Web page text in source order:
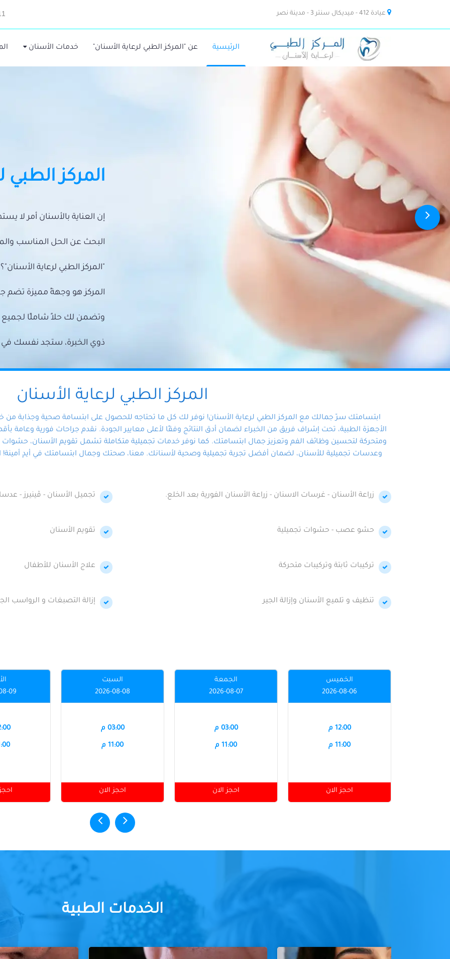
عيادة 412 - ميديكال سنتر 3 - مدينة نصر
الرئيسية عن "المركز الطبي لرعاية الأسنان" خدمات الأسنان
المركز الطبي
إن العناية بالأسنان أمر لا
البحث عن الحل المناسب
"المركز الطبي لرعاية الأسنان"؟
المركز هو وجهةً مميزة تضم
وتضمن لك حلاً شاملًا
ذوي الخبرة، ستجد نفسك في
المركز الطبي لرعاية الأسنان
ابتسامتك سرّ جمالك مع المركز الطبي لرعاية الأسنان! نوفر لك كل ما تحتاجه للحصول على ابتسامة صحية وجذابة
الأجهزة الطبية، تحت إشراف فريق من الخبراء لضمان أدق النتائج وفقًا لأعلى معايير الجودة. نقدم جراحات فورية وعامة
ومتحركة لتحسين وظائف الفم وتعزيز جمال ابتسامتك. كما نوفر خدمات تجميلية متكاملة تشمل تقويم الأسنان، حشوات
وعدسات تجميلية للأسنان، لضمان أفضل تجربة تجميلية وصحية لأسنانك. معنا، صحتك وجمال ابتسامتك في أيدٍ أمينة!
زراعة الأسنان - غرسات الاسنان - زراعة الأسنان الفورية بعد الخلع. تجميل الأسنان - ڤينيرز -
حشو عصب - حشوات تجميلية تقويم الأسنان
تركيبات ثابتة وتركيبات متحركة علاج الأسنان للأطفال
تنظيف و تلميع الأسنان وإزالة الجير إزالة التصبغات و الرواسب
الخميس
2026-08-06
12:00 م
11:00 م
احجز الان
الجمعة
2026-08-07
03:00 م
11:00 م
احجز الان
السبت
2026-08-08
03:00 م
11:00 م
احجز الان
09
الخدمات الطبية